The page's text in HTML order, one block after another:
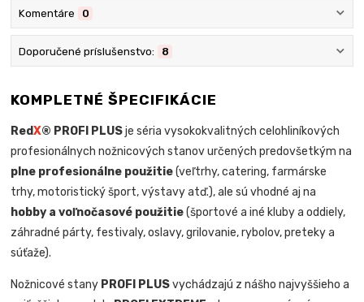
Komentáre 0
Doporučené príslušenstvo: 8
KOMPLETNÉ ŠPECIFIKÁCIE
RedX® PROFI PLUSje séria vysokokvalitných celohliníkových
profesionálnych nožnicových stanov určených predovšetkým na
plne profesionálne použitie(veľtrhy, catering, farmárske
trhy, motoristický šport, výstavy atď.), ale sú vhodné aj na
hobby a voľnočasové použitie(športové a iné kluby a oddiely,
záhradné párty, festivaly, oslavy, grilovanie, rybolov, preteky a
súťaže).
Nožnicové stany PROFI PLUSvychádzajú z nášho najvyššieho a